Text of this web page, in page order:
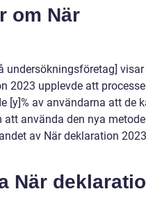
om När
undersökningsföretag]
2023 upplevde att
[y]% av användarna att de
använda den nya
av När deklaration
När